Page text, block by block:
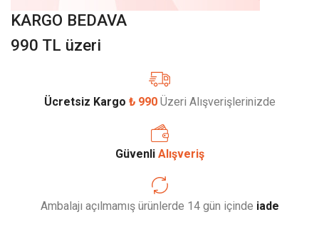
KARGO BEDAVA
990 TL üzeri
Ücretsiz Kargo ₺ 990Üzeri Alışverişlerinizde
Güvenli Alışveriş
Ambalajı açılmamış ürünlerde 14 gün içinde iade